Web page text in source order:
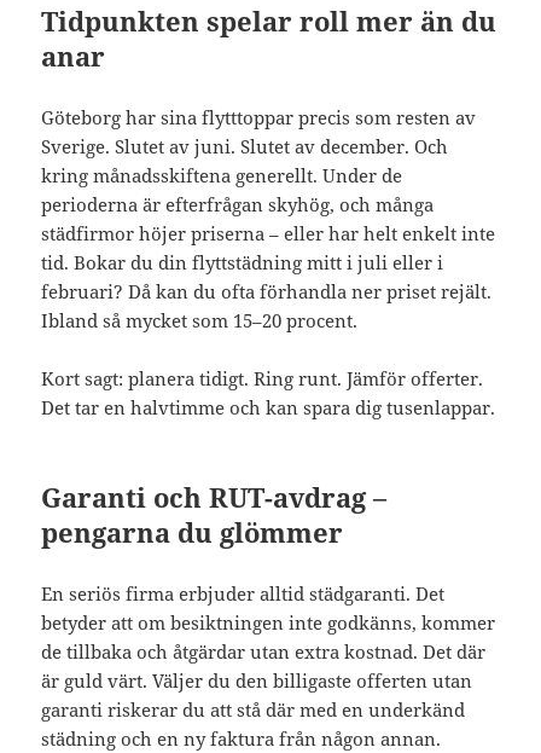
Tidpunkten spelar roll mer än du
anar
Göteborg har sina flytttoppar precis som resten av
Sverige. Slutet av juni. Slutet av december. Och
kring månadsskiftena generellt. Under de
perioderna är efterfrågan skyhög, och många
städfirmor höjer priserna – eller har helt enkelt inte
tid. Bokar du din flyttstädning mitt i juli eller i
februari? Då kan du ofta förhandla ner priset rejält.
Ibland så mycket som 15–20 procent.
Kort sagt: planera tidigt. Ring runt. Jämför offerter.
Det tar en halvtimme och kan spara dig tusenlappar.
Garanti och RUT-avdrag –
pengarna du glömmer
En seriös firma erbjuder alltid städgaranti. Det
betyder att om besiktningen inte godkänns, kommer
de tillbaka och åtgärdar utan extra kostnad. Det där
är guld värt. Väljer du den billigaste offerten utan
garanti riskerar du att stå där med en underkänd
städning och en ny faktura från någon annan.